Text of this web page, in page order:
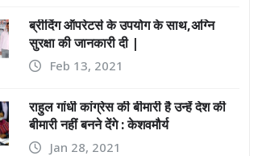
ब्रीदिंग ऑपरेटर्स के उपयोग के साथ,अग्नि
सुरक्षा की जानकारी दी |
Feb 13, 2021
राहुल गांधी कांग्रेस की बीमारी है उन्हें देश की
बीमारी नहीं बनने देंगे : केशवमौर्य
Jan 28, 2021